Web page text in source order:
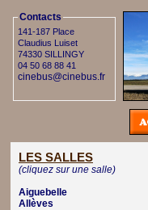
Contacts
141-187 Place
Claudius Luiset
74330 SILLINGY
04 50 68 88 41
cinebus@cinebus.fr
LES SALLES
(cliquez sur une salle)
Aiguebelle
Allèves